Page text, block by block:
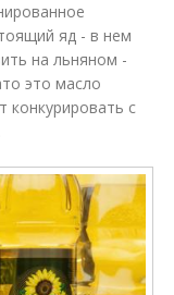
яд - в нем
на льняном -
это масло
конкурировать с